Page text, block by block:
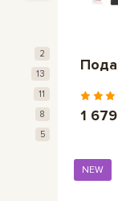
2
13
11
8
5
1
NEW